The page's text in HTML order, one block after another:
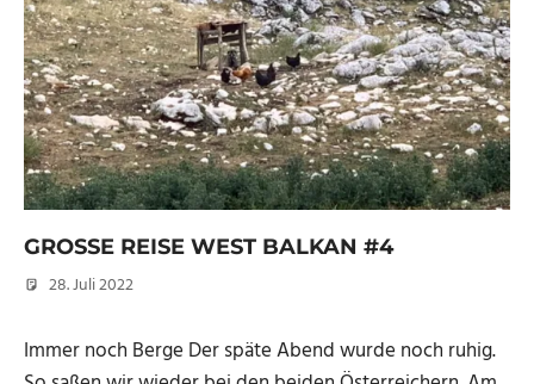
GROSSE REISE WEST BALKAN #4
28. Juli 2022
Immer noch Berge Der späte Abend wurde noch ruhig.